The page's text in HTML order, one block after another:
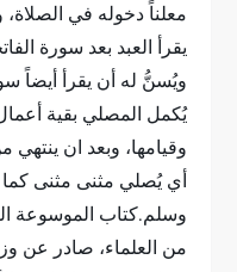
معلناً دخوله في
يقرأ العبد بعد سورة
ويُسنُّ له أن يقرأ أيضاً
يُكمل المصلي بقية
وقيامها، وبعد ان
أي يُصلي مثنى مثنى
وسلم.كتاب الموسوعة
من العلماء، صادر عن